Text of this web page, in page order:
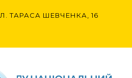
ТАРАСА ШЕВЧЕНКА, 16